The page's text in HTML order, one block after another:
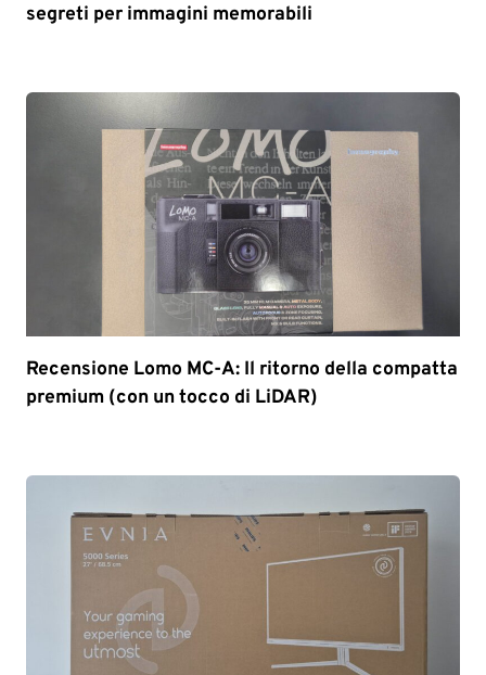
segreti per immagini memorabili
Recensione Lomo MC-A: Il ritorno della compatta
premium (con un tocco di LiDAR)